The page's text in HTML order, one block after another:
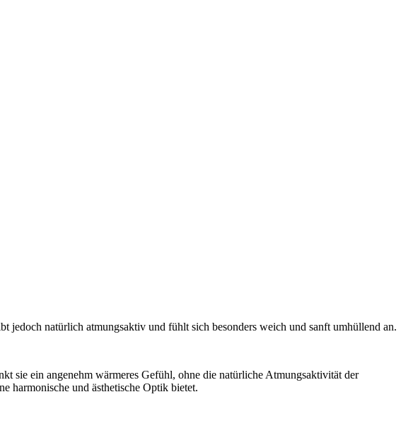
natürlich atmungsaktiv und fühlt sich besonders weich und sanft umhüllend an.
sie ein angenehm wärmeres Gefühl, ohne die natürliche Atmungsaktivität der
harmonische und ästhetische Optik bietet.